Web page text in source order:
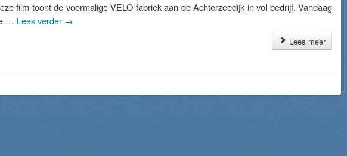
film toont de voormalige VELO fabriek aan de Achterzeedijk in vol bedrijf. Vandaag
… Lees verder →
Lees meer